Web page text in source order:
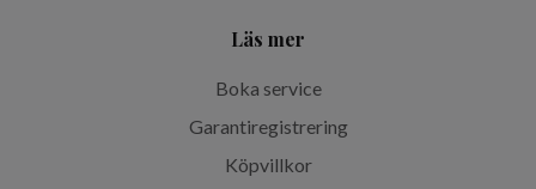
Läs mer
Boka service
Garantiregistrering
Köpvillkor